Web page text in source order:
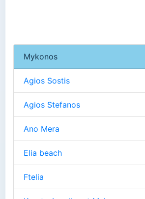
Mykonos
Agios Sostis
Agios Stefanos
Ano Mera
Elia beach
Ftelia